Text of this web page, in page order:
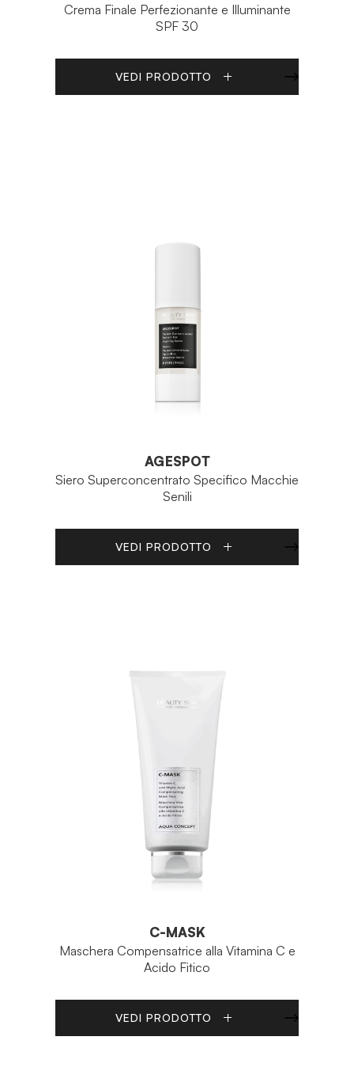
Crema Finale Perfezionante e Illuminante
SPF 30
VEDI PRODOTTO
AGESPOT
Siero Superconcentrato Specifico Macchie
Senili
VEDI PRODOTTO
C-MASK
Maschera Compensatrice alla Vitamina C e
Acido Fitico
VEDI PRODOTTO